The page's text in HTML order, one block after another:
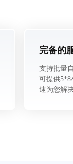
完备的
支持批量
可提供5*8
速为您解